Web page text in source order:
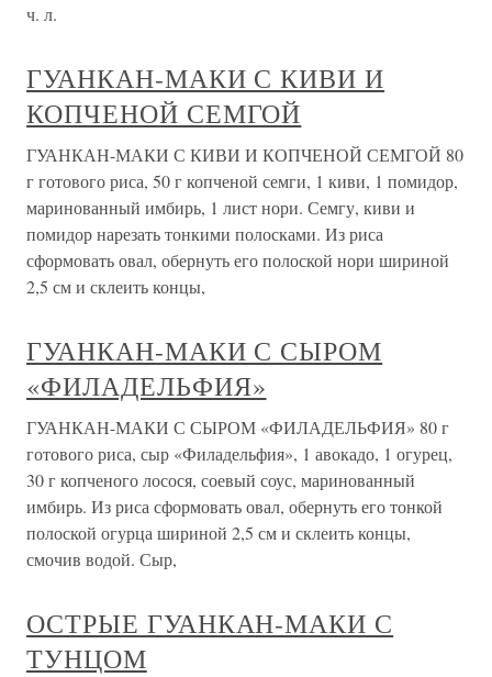
ч. л.
ГУАНКАН-МАКИ С КИВИ И
КОПЧЕНОЙ СЕМГОЙ
ГУАНКАН-МАКИ С КИВИ И КОПЧЕНОЙ СЕМГОЙ 80
г готового риса, 50 г копченой семги, 1 киви, 1 помидор,
маринованный имбирь, 1 лист нори. Семгу, киви и
помидор нарезать тонкими полосками. Из риса
сформовать овал, обернуть его полоской нори шириной
2,5 см и склеить концы,
ГУАНКАН-МАКИ С СЫРОМ
«ФИЛАДЕЛЬФИЯ»
ГУАНКАН-МАКИ С СЫРОМ «ФИЛАДЕЛЬФИЯ» 80 г
готового риса, сыр «Филадельфия», 1 авокадо, 1 огурец,
30 г копченого лосося, соевый соус, маринованный
имбирь. Из риса сформовать овал, обернуть его тонкой
полоской огурца шириной 2,5 см и склеить концы,
смочив водой. Сыр,
ОСТРЫЕ ГУАНКАН-МАКИ С
ТУНЦОМ